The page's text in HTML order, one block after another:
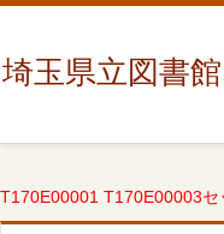
埼玉県立図書館
T170E00001 T170E00003